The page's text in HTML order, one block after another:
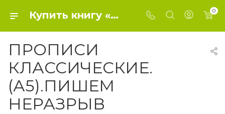
Купить книгу «ПРОПИСИ КЛАССИЧЕСКИЕ.(А5).ПИШЕМ НЕРАЗРЫВ» 2020, Петренко С.В. сост. - Белорусская литература 0
ПРОПИСИ
КЛАССИЧЕСКИЕ.
(А5).ПИШЕМ
НЕРАЗРЫВ